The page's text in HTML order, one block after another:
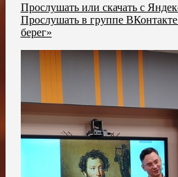
Прослушать или скачать с
Прослушать в группе
берег»